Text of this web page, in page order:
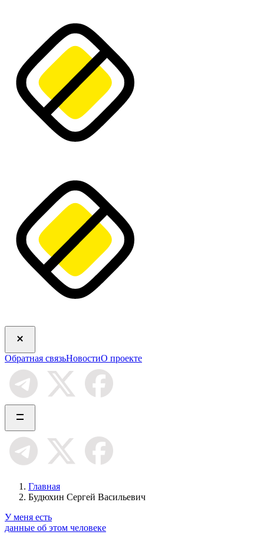
Обратная связьНовостиО проекте
Главная
Будюхин Сергей Васильевич
У меня есть
данные об этом человеке